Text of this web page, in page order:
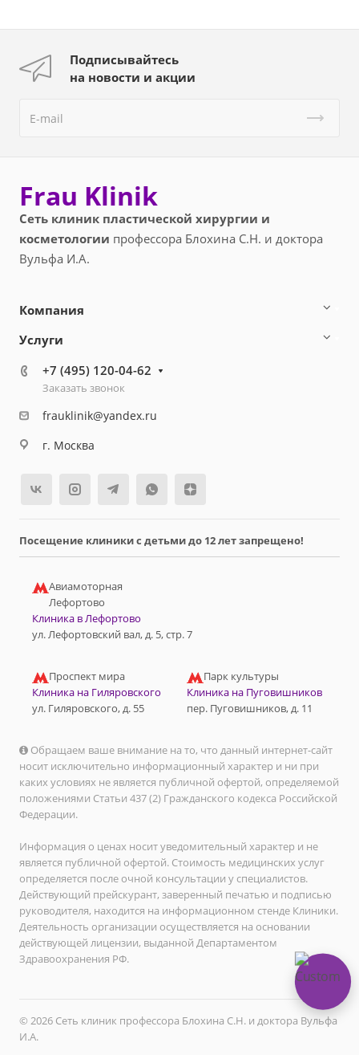
Подписывайтесь
на новости и акции
Frau Klinik
Сеть клиник пластической хирургии и
косметологии профессора Блохина С.Н. и доктора
Вульфа И.А.
Компания
Услуги
+7 (495) 120-04-62
Заказать звонок
frauklinik@yandex.ru
г. Москва
Посещение клиники с детьми до 12 лет запрещено!
Авиамоторная
Лефортово
Клиника в Лефортово
ул. Лефортовский вал, д. 5, стр. 7
Проспект мира
Клиника на Гиляровского
ул. Гиляровского, д. 55
Парк культуры
Клиника на Пуговишников
пер. Пуговишников, д. 11
Обращаем ваше внимание на то, что данный интернет-сайт
носит исключительно информационный характер и ни при
каких условиях не является публичной офертой, определяемой
положениями Статьи 437 (2) Гражданского кодекса Российской
Федерации.
Информация о ценах носит уведомительный характер и не
является публичной офертой. Стоимость медицинских услуг
определяется после очной консультации у специалистов.
Действующий прейскурант, заверенный печатью и подписью
руководителя, находится на информационном стенде Клиники.
Деятельность организации осуществляется на основании
действующей лицензии, выданной Департаментом
Здравоохранения РФ.
© 2026 Сеть клиник профессора Блохина С.Н. и доктора Вульфа
И.А.